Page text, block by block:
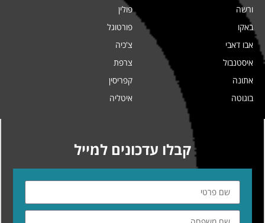
ורשה
באקו
אבו דאבי
איסטנבול
אתונה
בוגוטה
פולין
פורטוגל
צ'כיה
צרפת
קפריסין
איטליה
קבלו עדכונים למייל